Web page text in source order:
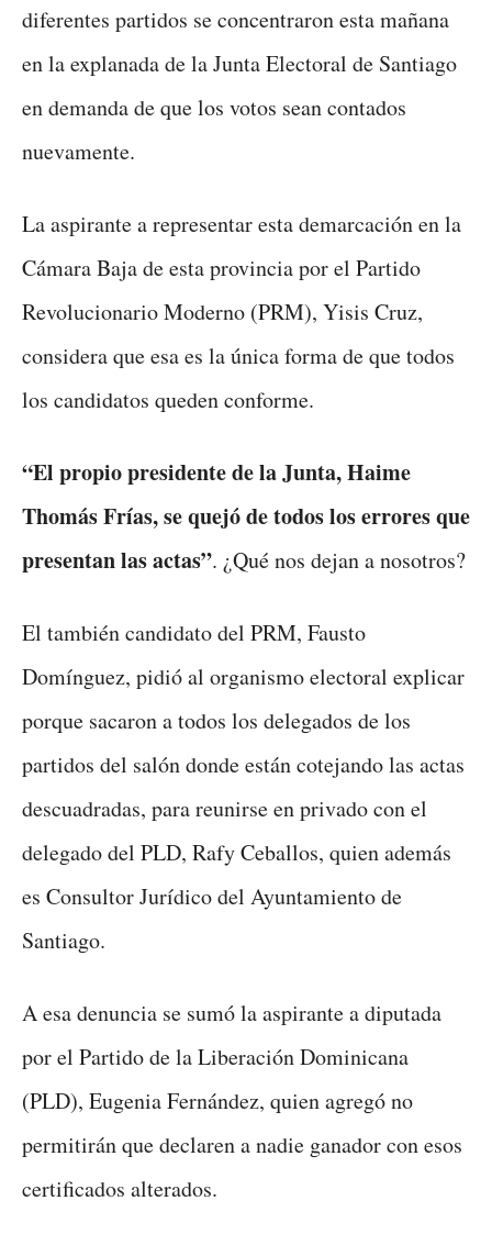
diferentes partidos se concentraron esta mañana
en la explanada de la Junta Electoral de Santiago
en demanda de que los votos sean contados
nuevamente.
La aspirante a representar esta demarcación en la
Cámara Baja de esta provincia por el Partido
Revolucionario Moderno (PRM), Yisis Cruz,
considera que esa es la única forma de que todos
los candidatos queden conforme.
“El propio presidente de la Junta, Haime
Thomás Frías, se quejó de todos los errores que
presentan las actas”. ¿Qué nos dejan a nosotros?
El también candidato del PRM, Fausto
Domínguez, pidió al organismo electoral explicar
porque sacaron a todos los delegados de los
partidos del salón donde están cotejando las actas
descuadradas, para reunirse en privado con el
delegado del PLD, Rafy Ceballos, quien además
es Consultor Jurídico del Ayuntamiento de
Santiago.
A esa denuncia se sumó la aspirante a diputada
por el Partido de la Liberación Dominicana
(PLD), Eugenia Fernández, quien agregó no
permitirán que declaren a nadie ganador con esos
certificados alterados.